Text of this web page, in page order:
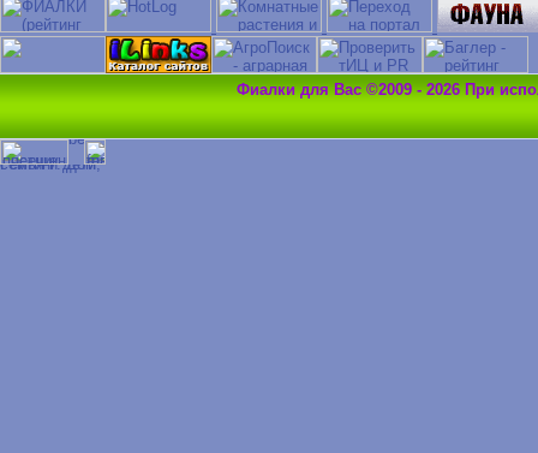
Фиалки для Вас ©2009 - 2026 При